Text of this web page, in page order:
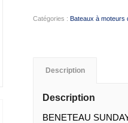
Catégories :Bateaux à moteurs
Description
Description
BENETEAU